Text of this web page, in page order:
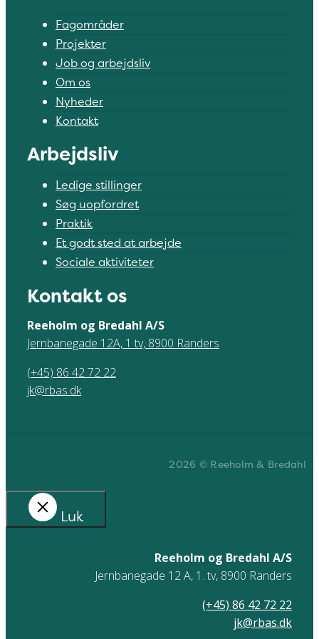
Fagområder
Projekter
Job og arbejdsliv
Om os
Nyheder
Kontakt
Arbejdsliv
Ledige stillinger
Søg uopfordret
Praktik
Et godt sted at arbejde
Sociale aktiviteter
Kontakt os
Reeholm og Bredahl A/S
Jernbanegade 12A, 1 tv, 8900 Randers
(+45) 86 42 72 22
jk@rbas.dk
2026 © Reeholm & Bredahl
Luk
Reeholm og Bredahl A/S
Jernbanegade 12 A, 1. tv, 8900 Randers
(+45) 86 42 72 22
jk@rbas.dk